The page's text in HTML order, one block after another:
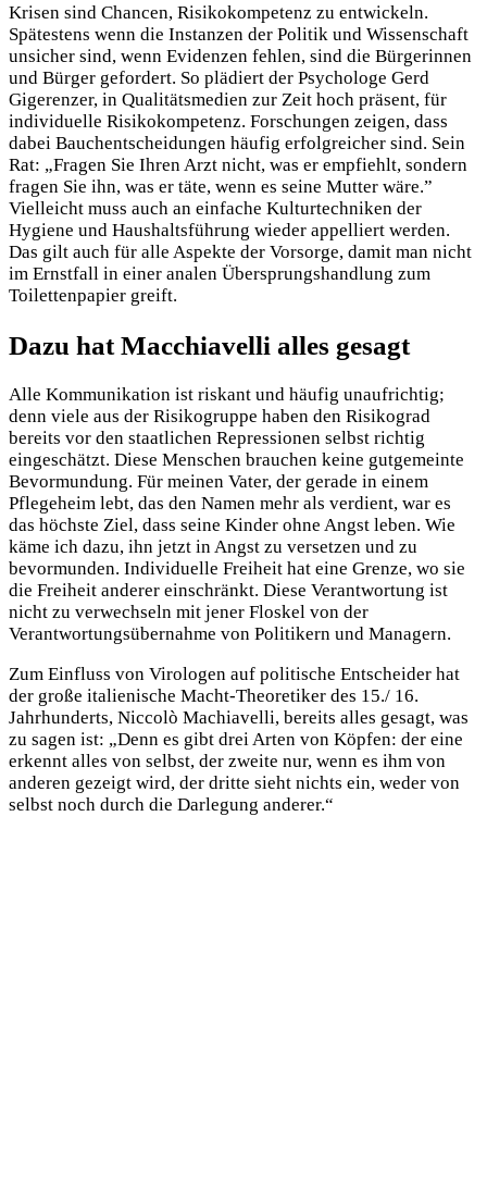
Krisen sind Chancen, Risikokompetenz zu entwickeln.
Spätestens wenn die Instanzen der Politik und Wissenschaft
unsicher sind, wenn Evidenzen fehlen, sind die Bürgerinnen
und Bürger gefordert. So plädiert der Psychologe Gerd
Gigerenzer, in Qualitätsmedien zur Zeit hoch präsent, für
individuelle Risikokompetenz. Forschungen zeigen, dass
dabei Bauchentscheidungen häufig erfolgreicher sind. Sein
Rat: „Fragen Sie Ihren Arzt nicht, was er empfiehlt, sondern
fragen Sie ihn, was er täte, wenn es seine Mutter wäre.”
Vielleicht muss auch an einfache Kulturtechniken der
Hygiene und Haushaltsführung wieder appelliert werden.
Das gilt auch für alle Aspekte der Vorsorge, damit man nicht
im Ernstfall in einer analen Übersprungshandlung zum
Toilettenpapier greift.
Dazu hat Macchiavelli alles gesagt
Alle Kommunikation ist riskant und häufig unaufrichtig;
denn viele aus der Risikogruppe haben den Risikograd
bereits vor den staatlichen Repressionen selbst richtig
eingeschätzt. Diese Menschen brauchen keine gutgemeinte
Bevormundung. Für meinen Vater, der gerade in einem
Pflegeheim lebt, das den Namen mehr als verdient, war es
das höchste Ziel, dass seine Kinder ohne Angst leben. Wie
käme ich dazu, ihn jetzt in Angst zu versetzen und zu
bevormunden. Individuelle Freiheit hat eine Grenze, wo sie
die Freiheit anderer einschränkt. Diese Verantwortung ist
nicht zu verwechseln mit jener Floskel von der
Verantwortungsübernahme von Politikern und Managern.
Zum Einfluss von Virologen auf politische Entscheider hat
der große italienische Macht-Theoretiker des 15./ 16.
Jahrhunderts, Niccolò Machiavelli, bereits alles gesagt, was
zu sagen ist: „Denn es gibt drei Arten von Köpfen: der eine
erkennt alles von selbst, der zweite nur, wenn es ihm von
anderen gezeigt wird, der dritte sieht nichts ein, weder von
selbst noch durch die Darlegung anderer.“